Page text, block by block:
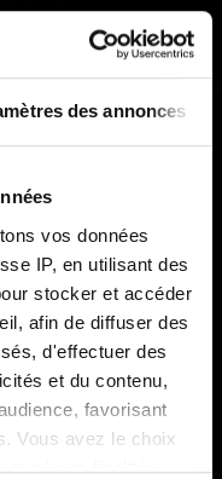
des annonces
vos données
IP, en utilisant des
stocker et accéder
afin de diffuser des
d'effectuer des
et du contenu,
favorisant
Vous avez le choix
et à leurs finalités.
The Witcher